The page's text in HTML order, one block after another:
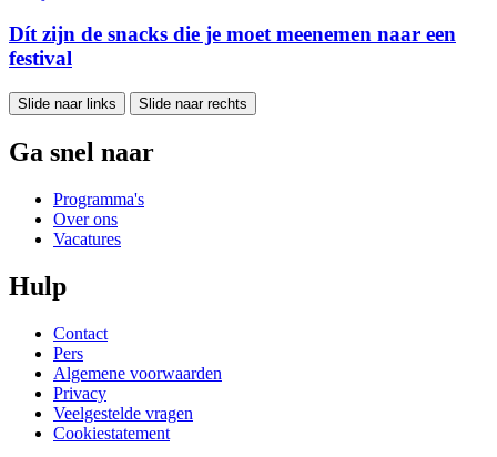
Dít zijn de snacks die je moet meenemen naar een
festival
Slide naar links Slide naar rechts
Ga snel naar
Programma's
Over ons
Vacatures
Hulp
Contact
Pers
Algemene voorwaarden
Privacy
Veelgestelde vragen
Cookiestatement